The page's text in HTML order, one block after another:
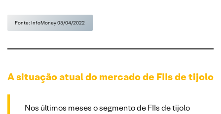
Fonte: InfoMoney 05/04/2022
A situação atual do mercado de FIIs de tijolo
Nos últimos meses o segmento de FIIs de tijolo